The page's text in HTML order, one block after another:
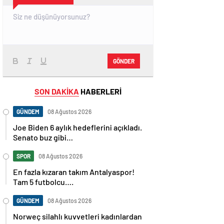
GÖNDER
SON DAKİKA HABERLERİ
GÜNDEM 08 Ağustos 2026
Joe Biden 6 aylık hedeflerini açıkladı.
Senato buz gibi…
SPOR 08 Ağustos 2026
En fazla kızaran takım Antalyaspor!
Tam 5 futbolcu….
GÜNDEM 08 Ağustos 2026
Norweç silahlı kuvvetleri kadınlardan